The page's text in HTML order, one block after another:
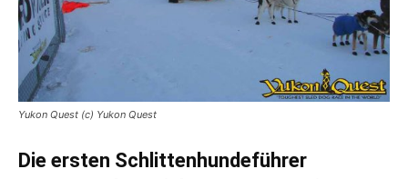
Yukon Quest (c) Yukon Quest
Die ersten Schlittenhundeführer